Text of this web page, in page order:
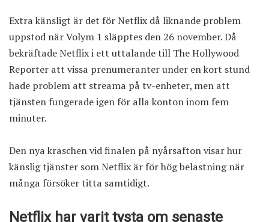
Extra känsligt är det för Netflix då liknande problem
uppstod när Volym 1 släpptes den 26 november. Då
bekräftade Netflix i ett uttalande till The Hollywood
Reporter att vissa prenumeranter under en kort stund
hade problem att streama på tv-enheter, men att
tjänsten fungerade igen för alla konton inom fem
minuter.
Den nya kraschen vid finalen på nyårsafton visar hur
känslig tjänster som Netflix är för hög belastning när
många försöker titta samtidigt.
Netflix har varit tysta om senaste